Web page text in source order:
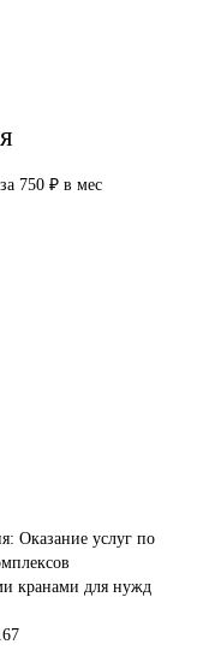
750 ₽ в мес
Оказание услуг по
кранами для нужд